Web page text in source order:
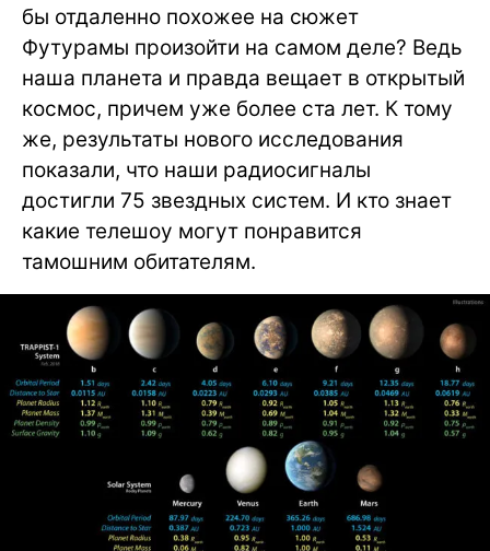
бы отдаленно похожее на сюжет
Футурамы произойти на самом деле? Ведь
наша планета и правда вещает в открытый
космос, причем уже более ста лет. К тому
же, результаты нового исследования
показали, что наши радиосигналы
достигли 75 звездных систем. И кто знает
какие телешоу могут понравится
тамошним обитателям.